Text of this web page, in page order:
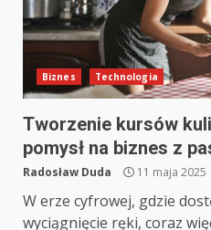
Biznes Technologia
Tworzenie kursów
pomysł na biznes z
Radosław Duda 11 maja 2025
W erze cyfrowej, gdzie
wyciągnięcie ręki, coraz